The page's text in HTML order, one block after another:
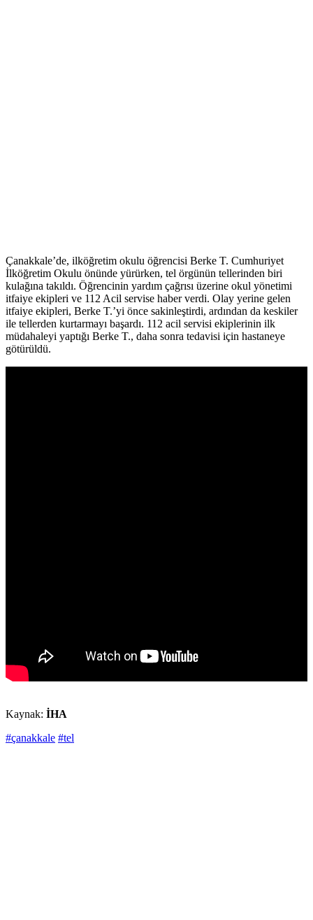
Çanakkale’de, ilköğretim okulu öğrencisi Berke T. Cumhuriyet
İlköğretim Okulu önünde yürürken, tel örgünün tellerinden biri
kulağına takıldı. Öğrencinin yardım çağrısı üzerine okul yönetimi
itfaiye ekipleri ve 112 Acil servise haber verdi. Olay yerine gelen
itfaiye ekipleri, Berke T.’yi önce sakinleştirdi, ardından da keskiler
ile tellerden kurtarmayı başardı. 112 acil servisi ekiplerinin ilk
müdahaleyi yaptığı Berke T., daha sonra tedavisi için hastaneye
götürüldü.
Kaynak: İHA
#çanakkale #tel